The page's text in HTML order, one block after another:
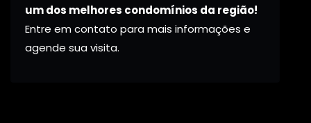
um dos melhores condomínios da região!
Entre em contato para mais informações e
agende sua visita.